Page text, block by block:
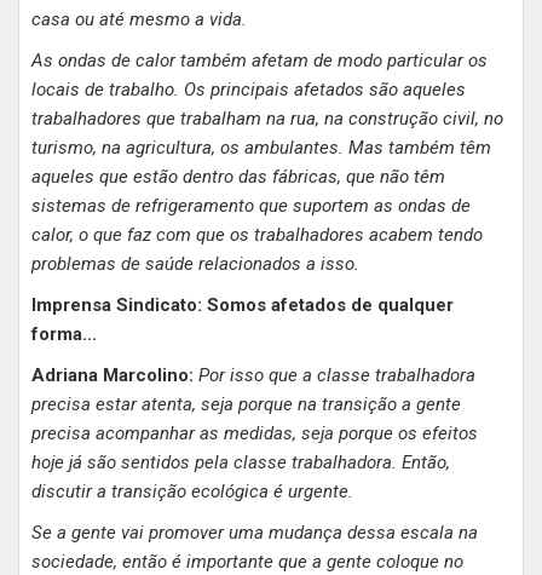
casa ou até mesmo a vida.
As ondas de calor também afetam de modo particular os
locais de trabalho. Os principais afetados são aqueles
trabalhadores que trabalham na rua, na construção civil, no
turismo, na agricultura, os ambulantes. Mas também têm
aqueles que estão dentro das fábricas, que não têm
sistemas de refrigeramento que suportem as ondas de
calor, o que faz com que os trabalhadores acabem tendo
problemas de saúde relacionados a isso.
Imprensa Sindicato: Somos afetados de qualquer
forma…
Adriana Marcolino: Por isso que a classe trabalhadora
precisa estar atenta, seja porque na transição a gente
precisa acompanhar as medidas, seja porque os efeitos
hoje já são sentidos pela classe trabalhadora. Então,
discutir a transição ecológica é urgente.
Se a gente vai promover uma mudança dessa escala na
sociedade, então é importante que a gente coloque no